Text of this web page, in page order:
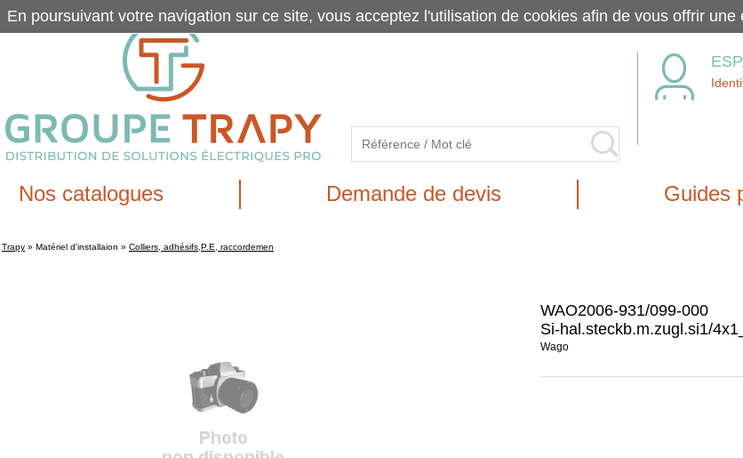
Nos catalogues Demande de devis Guides
Trapy » Matériel d'installaion » Colliers, adhésifs,P.E, raccordemen
WAO2006-931/099-000
Si-hal.steckb.m.zugl.si1/
Wago
En poursuivant votre navigation sur ce site, vous acceptez l'utilisation de cookies afin de vous offrir